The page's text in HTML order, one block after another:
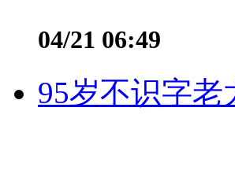
04/21 06:49
95岁不识字